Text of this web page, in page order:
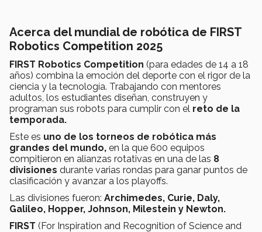
Acerca del mundial de robótica de FIRST
Robotics Competition 2025
FIRST Robotics Competition (para edades de 14 a 18
años) combina la emoción del deporte con el rigor de la
ciencia y la tecnología. Trabajando con mentores
adultos, los estudiantes diseñan, construyen y
programan sus robots para cumplir con el reto de la
temporada.
Este es uno de los torneos de robótica más
grandes del mundo, en la que 600 equipos
compitieron en alianzas rotativas en una de las 8
divisiones durante varias rondas para ganar puntos de
clasificación y avanzar a los playoffs.
Las divisiones fueron: Archimedes, Curie, Daly,
Galileo, Hopper, Johnson, Milestein y Newton.
FIRST (For Inspiration and Recognition of Science and